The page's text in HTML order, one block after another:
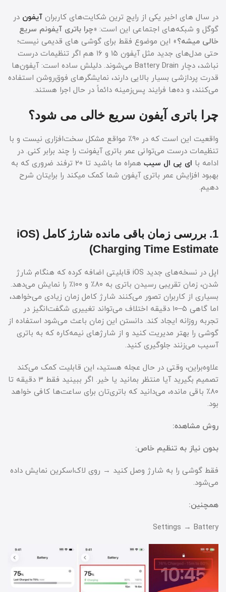
در سال های اخیر یکی از رایج ترین شکایت‌های کاربران آیفون در
گوگل و شبکه‌های اجتماعی این است: «چرا باتری آیفونم سریع
خالی میشه؟» این موضوع فقط برای گوشی های قدیمی نیست؛
حتی مدل‌های جدید مثل آیفون ۱۵ و ۱۶ هم اگر تنظیمات درست
نباشد، دچار Battery Drain می‌شوند. دلیلش ساده است: آیفون‌ها
قدرت پردازشی بسیار بالایی دارند، نمایشگرهای فوق‌روشن استفاده
می‌کنند، و ده‌ها فرایند پس‌زمینه دائماً در حال اجرا هستند.
چرا باتری آیفون سریع خالی می شود؟
واقعیت این است که در ۹۰٪ مواقع مشکل سخت‌افزاری نیست و با
تنظیمات درست می‌توانی عمر باتری آیفونت را چند برابر کنی. در
ادامه با ای پی ال سیب
همراه ما باشید تا ۲۰ ترفند ضروری که به
بهبود افزایش عمر باتری آیفون شما کمک میکند را برایتان شرح
دهیم.
1. بررسی زمان باقی مانده شارژ کامل (iOS
Charging Time Estimate)
اپل در نسخه‌های جدید iOS قابلیتی اضافه کرده که هنگام شارژ
شدن، زمان تقریبی رسیدن باتری به ۸۰٪ و ۱۰۰٪ را نمایش می‌دهد.
بسیاری از کاربران تصور می‌کنند شارژ کامل زمان زیادی می‌خواهد،
اما گاهی ۵–۱۰ دقیقه اختلاف می‌تواند تغییری شگفت‌انگیز در
تجربه روزانه ایجاد کند. دانستن این زمان باعث می‌شود استفاده از
گوشی را بهتر مدیریت کنید و از شارژهای نیمه‌کاره که به باتری
آسیب می‌زنند جلوگیری کنید.
علاوه‌براین، وقتی در حال عجله هستید، این قابلیت کمک می‌کند
تصمیم بگیرید آیا منتظر بمانید یا خیر. اگر ببینید فقط ۳ دقیقه تا
۸۰٪ باقی مانده، می‌دانید که باتری‌تان برای ساعت‌ها کافی خواهد
بود.
روش مشاهده:
بدون نیاز به تنظیم خاص:
فقط گوشی را به شارژ وصل کنید → روی لاک‌اسکرین نمایش داده
می‌شود.
همچنین:
Settings → Battery